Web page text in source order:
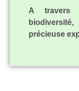
A travers
précieuse